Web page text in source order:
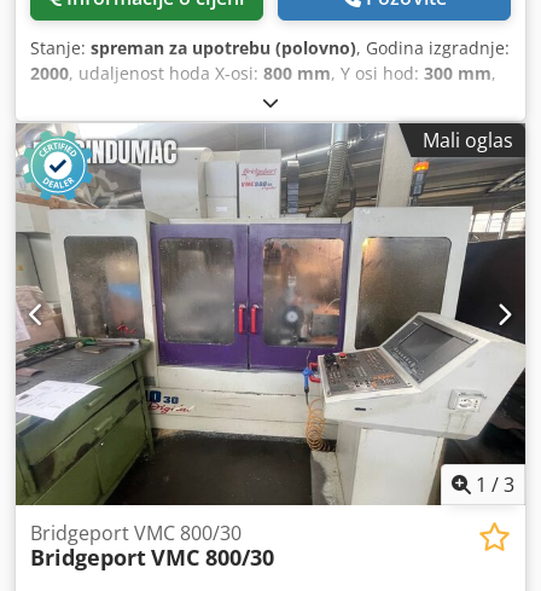
Stanje: spreman za upotrebu (polovno), Godina izgradnje:
2000, udaljenost hoda X-osi: 800 mm, Y osi hod: 300 mm,
500 mm
HEIDENHAIN, model kontrolera:426, maksimalna brzina
vretena:10.000 okret/min, broj mjesta u spremniku alata:
30, broj osovina: 5
Mali oglas
1 /3
Bridgeport VMC 800/30
BridgeportVMC 800/30